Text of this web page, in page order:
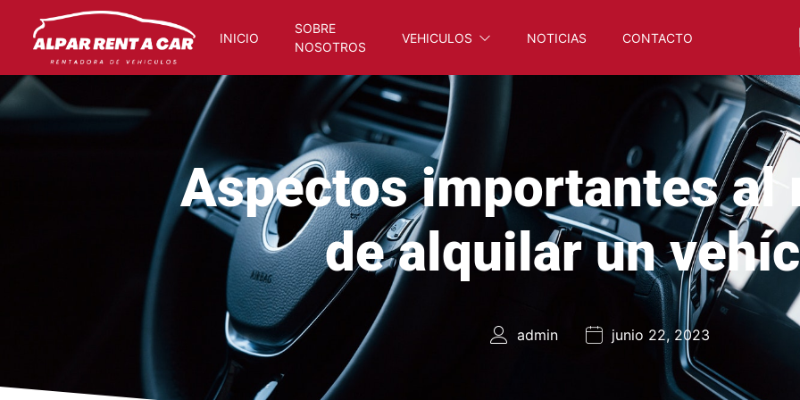
INICIO
SOBRE
NOSOTROS
VEHICULOS NOTICIAS CONTACTO
Aspectos importantes al momento de
Aspectos importantes al
de alquilar un
admin junio 22, 2023